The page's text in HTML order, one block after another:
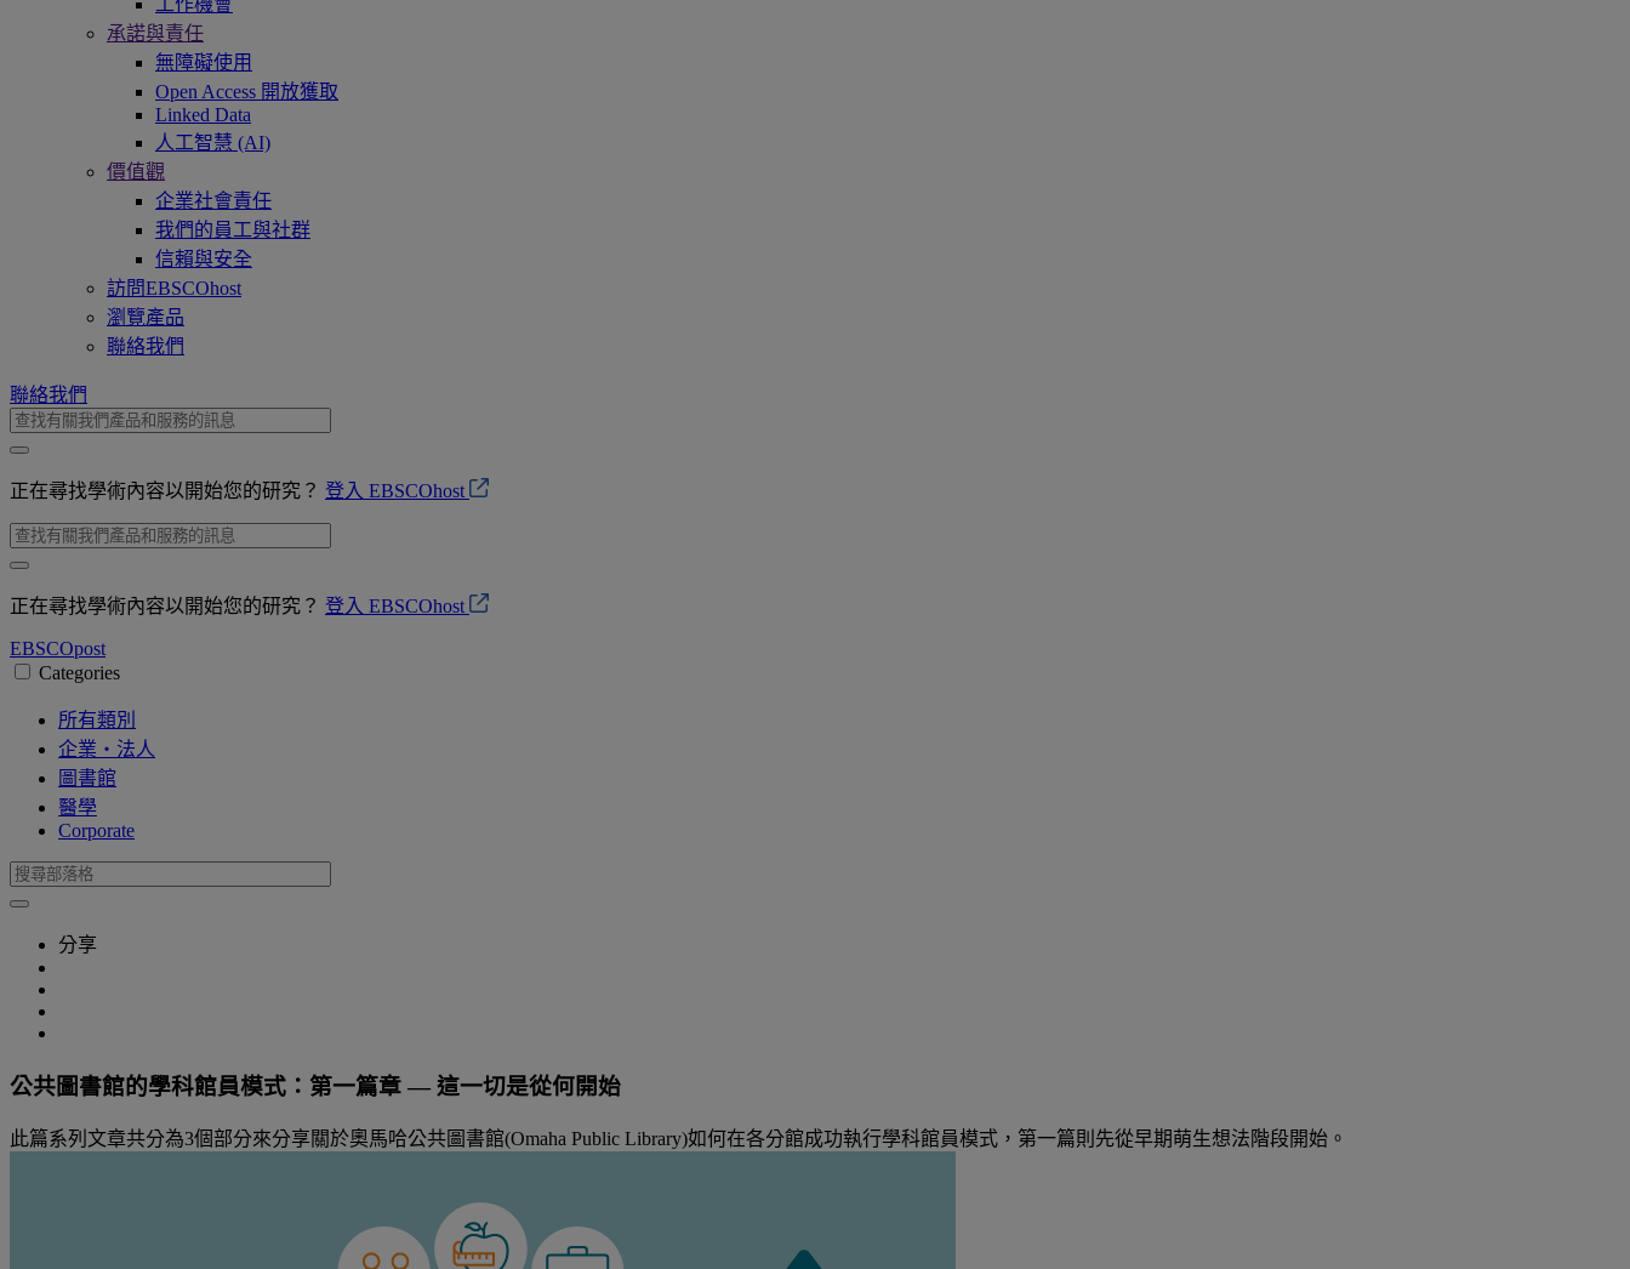
工作機會
承諾與責任
無障礙使用
Open Access 開放獲取
Linked Data
人工智慧 (AI)
價值觀
企業社會責任
我們的員工與社群
信賴與安全
訪問EBSCOhost
瀏覽產品
聯絡我們
聯絡我們
正在尋找學術內容以開始您的研究？ 登入 EBSCOhost
正在尋找學術內容以開始您的研究？ 登入 EBSCOhost
EBSCOpost
Categories
所有類別
企業・法人
圖書館
醫學
Corporate
分享
公共圖書館的學科館員模式：第一篇章 ― 這一切是從何開始
此篇系列文章共分為3個部分來分享關於奧馬哈公共圖書館(Omaha Public Library)如何在各分館成功執行學科館員模式，第一篇則先從早期萌生想法階段開始。